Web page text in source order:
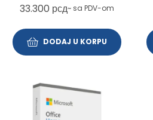
33.300 рсд~ sa PDV-om
DODAJ U KORPU